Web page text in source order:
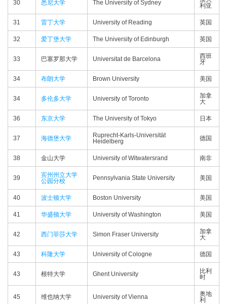
30 悉尼大学 The University of Sydney
利亚
31 雷丁大学 University of Reading 英国
32 爱丁堡大学 The University of Edinburgh 英国
33 巴塞罗那大学 Universitat de Barcelona
西班
牙
34 布朗大学 Brown University 美国
34 多伦多大学 University of Toronto
加拿
大
36 东京大学 The University of Tokyo 日本
37 海德堡大学
Ruprecht-Karls-Universität
Heidelberg
德国
38 金山大学 University of Witwatersrand 南非
39
宾州州立大学
公园分校
Pennsylvania State University 美国
40 波士顿大学 Boston University 美国
41 华盛顿大学 University of Washington 美国
42 西门菲莎大学 Simon Fraser University
加拿
大
43 科隆大学 University of Cologne 德国
43 根特大学 Ghent University
比利
时
45 维也纳大学 University of Vienna
奥地
利